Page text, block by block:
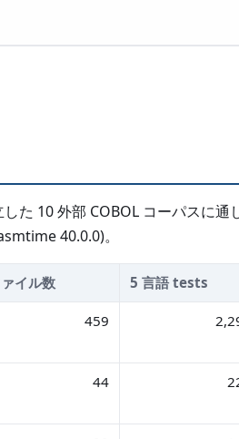
た 10 外部 COBOL コーパスに通
40.0.0)。
イル数 5 言語 tests
459
44